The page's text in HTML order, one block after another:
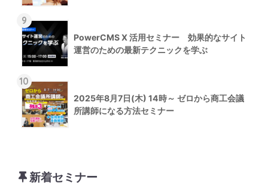
9
PowerCMS X 活用セミナー 効果的なサイト
運営のための最新テクニックを学ぶ
10
2025年8月7日(木) 14時～ ゼロから商工会議
所講師になる方法セミナー
新着セミナー